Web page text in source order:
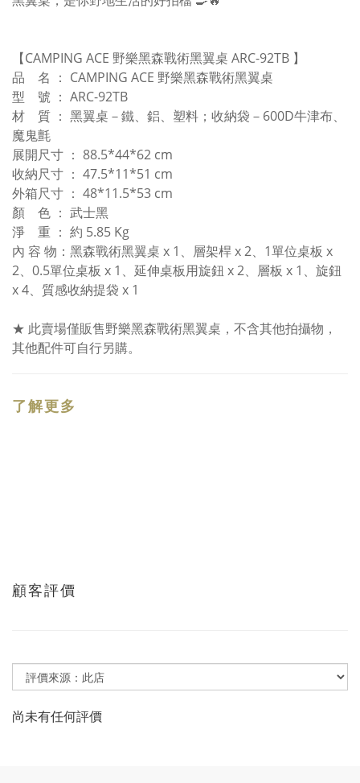
【CAMPING ACE 野樂黑森戰術黑翼桌 ARC-92TB 】
品 名 ： CAMPING ACE 野樂黑森戰術黑翼桌
型 號 ： ARC-92TB
材 質 ： 黑翼桌－鐵、鋁、塑料；收納袋－600D牛津布、
魔鬼氈
展開尺寸 ： 88.5*44*62 cm
收納尺寸 ： 47.5*11*51 cm
外箱尺寸 ： 48*11.5*53 cm
顏 色 ： 武士黑
淨 重 ： 約 5.85 Kg
內 容 物：黑森戰術黑翼桌 x 1、層架桿 x 2、1單位桌板 x
2、0.5單位桌板 x 1、延伸桌板用旋鈕 x 2、層板 x 1、旋鈕
x 4、質感收納提袋 x 1
★ 此賣場僅販售野樂黑森戰術黑翼桌，不含其他拍攝物，
其他配件可自行另購。
了解更多
顧客評價
尚未有任何評價